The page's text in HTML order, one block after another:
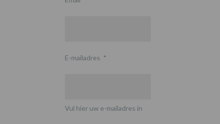
E-mailadres *
Vul hier uw e-mailadres in